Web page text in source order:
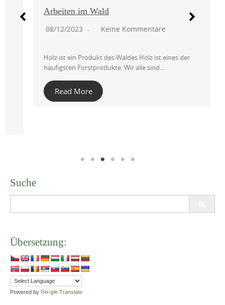
Arbeiten im Wald
08/12/2023 Keine Kommentare
Holz ist ein Produkt des Waldes Holz ist eines der
häufigsten Forstprodukte. Wir alle sind…
Read More
for:
Übersetzung:
Powered by Translate
Newsletteranmeldung